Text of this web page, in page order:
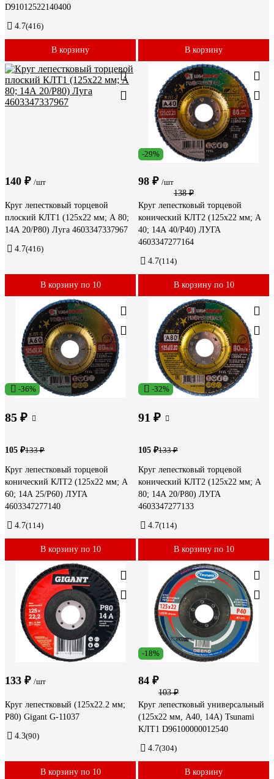
D91012522140400
4.7(416)
В корзину В корзину
140 ₽ /шт
Круг лепестковый торцевой
плоский КЛТ1 (125х22 мм; А 80;
14А 20/P80) Луга 4603347337967
4.7(416)
В корзину по 10
-29%
98 ₽ /шт
138 ₽
Круг лепестковый торцевой
конический КЛТ2 (125х22 мм; А
40; 14А 40/Р40) ЛУГА
4603347277164
4.7(114)
В корзину по 10
-36%
85 ₽
105 ₽133 ₽
Круг лепестковый торцевой
конический КЛТ2 (125х22 мм; А
60; 14А 25/Р60) ЛУГА
4603347277140
4.7(114)
В корзину по 10
-32%
91 ₽
105 ₽133 ₽
Круг лепестковый торцевой
конический КЛТ2 (125х22 мм; А
80; 14А 20/Р80) ЛУГА
4603347277133
4.7(114)
В корзину по 10
133 ₽ /шт
Круг лепестковый (125x22.2 мм;
P80) Gigant G-11037
4.3(90)
В корзину по 10
-18%
84 ₽
103 ₽
Круг лепестковый универсальный
(125х22 мм, А40, 14А) Tsunami
КЛТ1 D96100000012540
4.7(304)
В корзину